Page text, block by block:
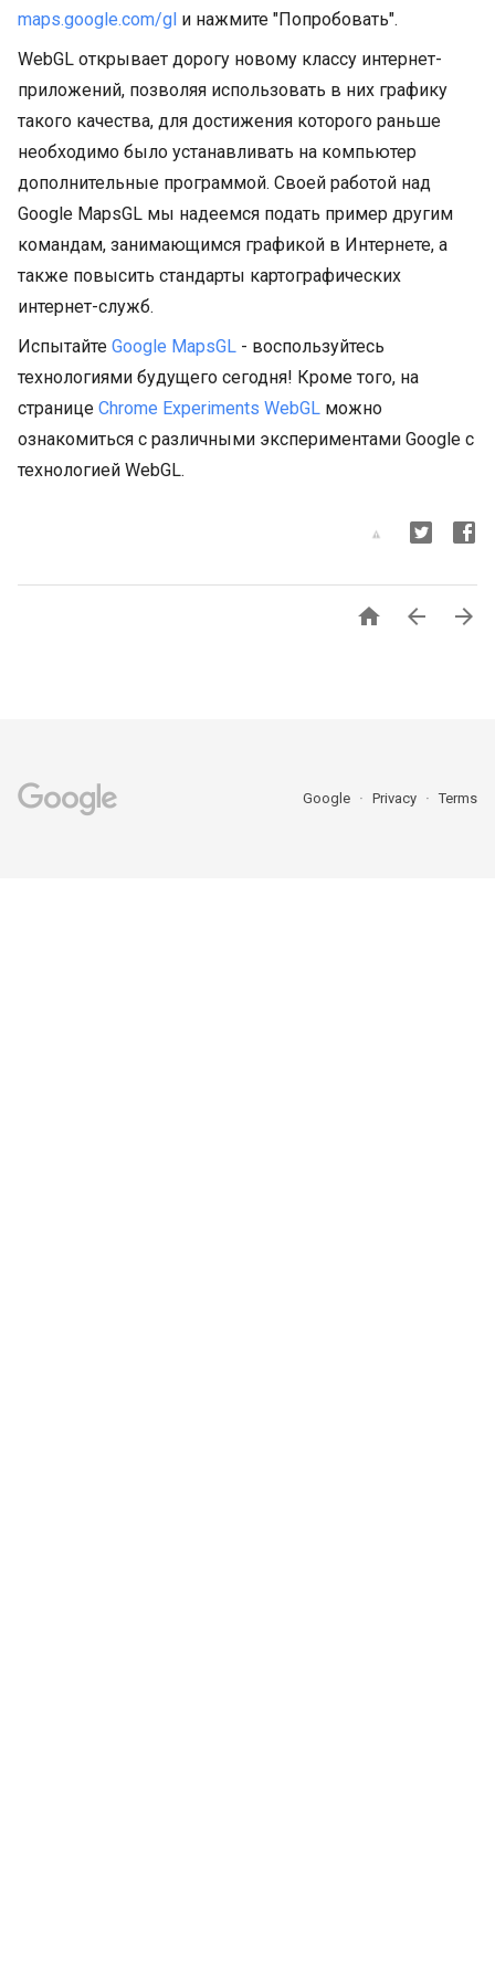
maps.google.com/gl и нажмите "Попробовать".
WebGL открывает дорогу новому классу интернет-
приложений, позволяя использовать в них графику
такого качества, для достижения которого раньше
необходимо было устанавливать на компьютер
дополнительные программой. Своей работой над
Google MapsGL мы надеемся подать пример другим
командам, занимающимся графикой в Интернете, а
также повысить стандарты картографических
интернет-служб.
Испытайте Google MapsGL - воспользуйтесь
технологиями будущего сегодня! Кроме того, на
странице Chrome Experiments WebGL можно
ознакомиться с различными экспериментами Google с
технологией WebGL.
  
Google Privacy Terms